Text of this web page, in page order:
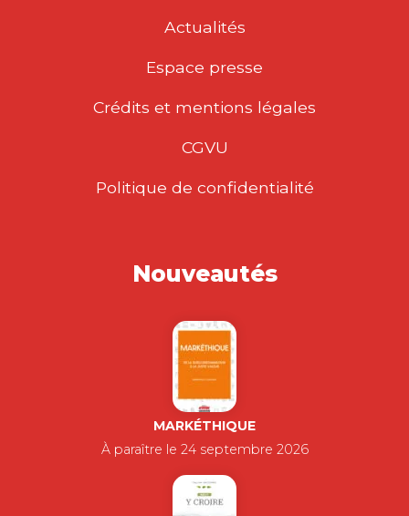
Actualités
Espace presse
Crédits et mentions légales
CGVU
Politique de confidentialité
Nouveautés
MARKÉTHIQUE
À paraître le 24 septembre 2026